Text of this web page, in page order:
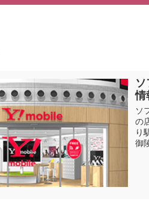
情
ソ
の
り
御